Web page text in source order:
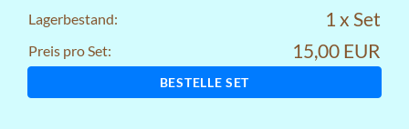
Lagerbestand: 1 x Set
Preis pro Set: 15,00 EUR
BESTELLE SET